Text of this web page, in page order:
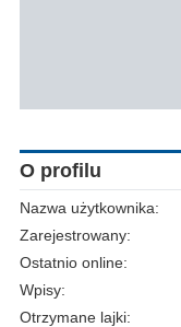
O profilu
Nazwa użytkownika:
Zarejestrowany:
Ostatnio online:
Wpisy:
Otrzymane lajki: